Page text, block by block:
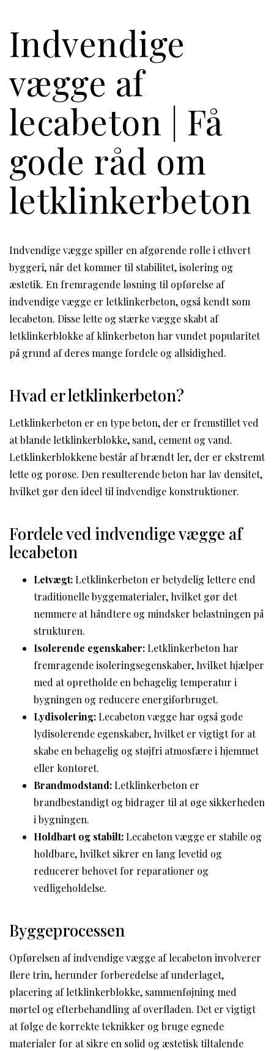
Indvendige
vægge af
lecabeton | Få
gode råd om
letklinkerbeton
Indvendige vægge spiller en afgørende rolle i ethvert
byggeri, når det kommer til stabilitet, isolering og
æstetik. En fremragende løsning til opførelse af
indvendige vægge er letklinkerbeton, også kendt som
lecabeton. Disse lette og stærke vægge skabt af
letklinkerblokke af klinkerbeton har vundet popularitet
på grund af deres mange fordele og allsidighed.
Hvad er letklinkerbeton?
Letklinkerbeton er en type beton, der er fremstillet ved
at blande letklinkerblokke, sand, cement og vand.
Letklinkerblokkene består af brændt ler, der er ekstremt
lette og porøse. Den resulterende beton har lav densitet,
hvilket gør den ideel til indvendige konstruktioner.
Fordele ved indvendige vægge af
lecabeton
Letvægt:Letklinkerbeton er betydelig lettere end
traditionelle byggematerialer, hvilket gør det
nemmere at håndtere og mindsker belastningen på
strukturen.
Isolerende egenskaber:Letklinkerbeton har
fremragende isoleringsegenskaber, hvilket hjælper
med at opretholde en behagelig temperatur i
bygningen og reducere energiforbruget.
Lydisolering:Lecabeton vægge har også gode
lydisolerende egenskaber, hvilket er vigtigt for at
skabe en behagelig og støjfri atmosfære i hjemmet
eller kontoret.
Brandmodstand:Letklinkerbeton er
brandbestandigt og bidrager til at øge sikkerheden
i bygningen.
Holdbart og stabilt:Lecabeton vægge er stabile og
holdbare, hvilket sikrer en lang levetid og
reducerer behovet for reparationer og
vedligeholdelse.
Byggeprocessen
Opførelsen af indvendige vægge af lecabeton involverer
flere trin, herunder forberedelse af underlaget,
placering af letklinkerblokke, sammenføjning med
mørtel og efterbehandling af overfladen. Det er vigtigt
at følge de korrekte teknikker og bruge egnede
materialer for at sikre en solid og æstetisk tiltalende